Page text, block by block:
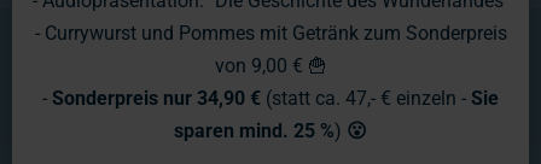
- Currywurst und Pommes mit Getränk zum Sonderpreis
von 9,00 € 🍟
- Sonderpreis nur 34,90 € (statt ca. 47,- € einzeln - Sie
sparen mind. 25 %) 😮